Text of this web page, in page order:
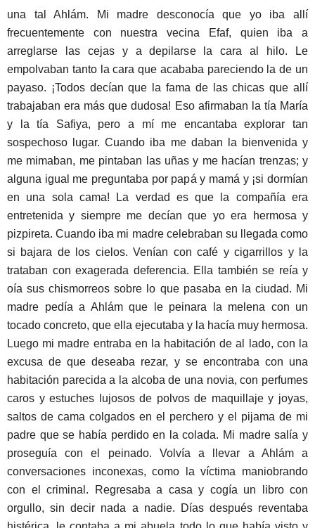
una tal Ahlám. Mi madre desconocía que yo iba allí
frecuentemente con nuestra vecina Efaf, quien iba a
arreglarse las cejas y a depilarse la cara al hilo. Le
empolvaban tanto la cara que acababa pareciendo la de un
payaso. ¡Todos decían que la fama de las chicas que allí
trabajaban era más que dudosa! Eso afirmaban la tía María
y la tía Safiya, pero a mí me encantaba explorar tan
sospechoso lugar. Cuando iba me daban la bienvenida y
me mimaban, me pintaban las uñas y me hacían trenzas; y
alguna igual me preguntaba por papá y mamá y ¡si dormían
en una sola cama! La verdad es que la compañía era
entretenida y siempre me decían que yo era hermosa y
pizpireta. Cuando iba mi madre celebraban su llegada como
si bajara de los cielos. Venían con café y cigarrillos y la
trataban con exagerada deferencia. Ella también se reía y
oía sus chismorreos sobre lo que pasaba en la ciudad. Mi
madre pedía a Ahlám que le peinara la melena con un
tocado concreto, que ella ejecutaba y la hacía muy hermosa.
Luego mi madre entraba en la habitación de al lado, con la
excusa de que deseaba rezar, y se encontraba con una
habitación parecida a la alcoba de una novia, con perfumes
caros y estuches lujosos de polvos de maquillaje y joyas,
saltos de cama colgados en el perchero y el pijama de mi
padre que se había perdido en la colada. Mi madre salía y
proseguía con el peinado. Volvía a llevar a Ahlám a
conversaciones inconexas, como la víctima maniobrando
con el criminal. Regresaba a casa y cogía un libro con
orgullo, sin decir nada a nadie. Días después reventaba